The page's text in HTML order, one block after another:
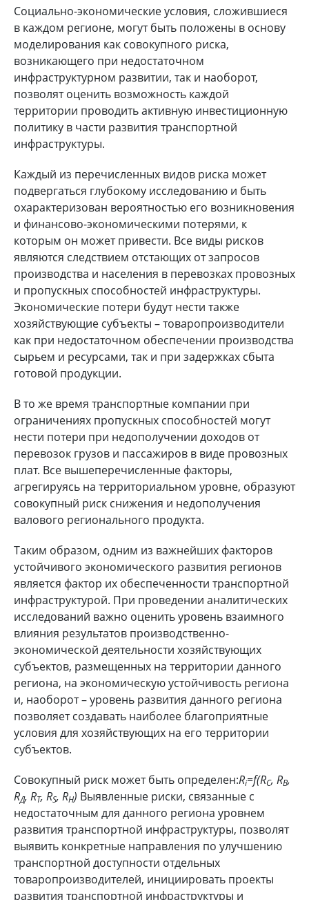
Социально-экономические условия, сложившиеся
в каждом регионе, могут быть положены в основу
моделирования как совокупного риска,
возникающего при недостаточном
инфраструктурном развитии, так и наоборот,
позволят оценить возможность каждой
территории проводить активную инвестиционную
политику в части развития транспортной
инфраструктуры.
Каждый из перечисленных видов риска может
подвергаться глубокому исследованию и быть
охарактеризован вероятностью его возникновения
и финансово-экономическими потерями, к
которым он может привести. Все виды рисков
являются следствием отстающих от запросов
производства и населения в перевозках провозных
и пропускных способностей инфраструктуры.
Экономические потери будут нести также
хозяйствующие субъекты – товаропроизводители
как при недостаточном обеспечении производства
сырьем и ресурсами, так и при задержках сбыта
готовой продукции.
В то же время транспортные компании при
ограничениях пропускных способностей могут
нести потери при недополучении доходов от
перевозок грузов и пассажиров в виде провозных
плат. Все вышеперечисленные факторы,
агрегируясь на территориальном уровне, образуют
совокупный риск снижения и недополучения
валового регионального продукта.
Таким образом, одним из важнейших факторов
устойчивого экономического развития регионов
является фактор их обеспеченности транспортной
инфраструктурой. При проведении аналитических
исследований важно оценить уровень взаимного
влияния результатов производственно-
экономической деятельности хозяйствующих
субъектов, размещенных на территории данного
региона, на экономическую устойчивость региона
и, наоборот – уровень развития данного региона
позволяет создавать наиболее благоприятные
условия для хозяйствующих на его территории
субъектов.
Совокупный риск может быть определен:Ri=f(RC, RВ,
RД, RТ, RS, RH) Выявленные риски, связанные с
недостаточным для данного региона уровнем
развития транспортной инфраструктуры, позволят
выявить конкретные направления по улучшению
транспортной доступности отдельных
товаропроизводителей, инициировать проекты
развития транспортной инфраструктуры и